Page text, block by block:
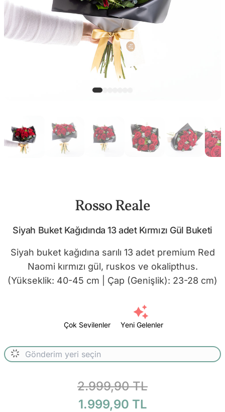
Rosso Reale
Siyah Buket Kağıdında 13 adet Kırmızı Gül Buketi
Siyah buket kağıdına sarılı 13 adet premium Red
Naomi kırmızı gül, ruskos ve okalipthus.
(Yükseklik: 40-45 cm | Çap (Genişlik): 23-28 cm)
Çok Sevilenler Yeni Gelenler
2.999,90 TL
1.999,90 TL